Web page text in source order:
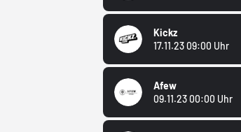
Kickz
17.11.23 09:00 Uhr
Afew
09.11.23 00:00 Uhr